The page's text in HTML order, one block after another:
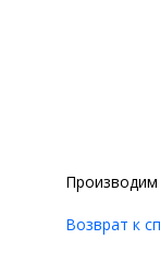
Возврат к